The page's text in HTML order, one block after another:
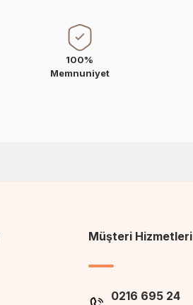
100%
Memnuniyet
Müşteri Hizmetleri
0216 695 24